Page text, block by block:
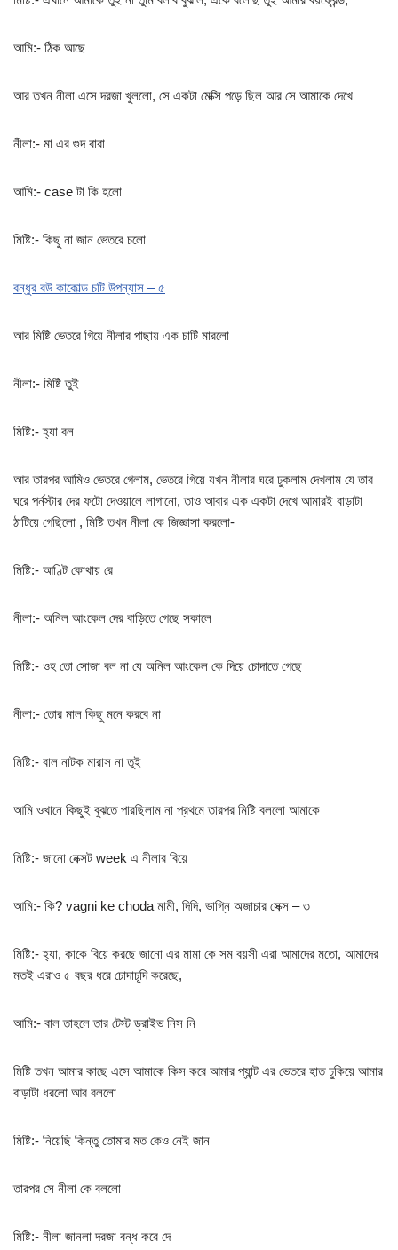
আমি:- ঠিক আছে
আর তখন নীলা এসে দরজা খুললো, সে একটা মেক্সি পড়ে ছিল আর সে আমাকে দেখে
নীলা:- মা এর গুদ বারা
আমি:- case টা কি হলো
মিষ্টি:- কিছু না জান ভেতরে চলো
বন্ধুর বউ কাকোল্ড চটি উপন্যাস – ৫
আর মিষ্টি ভেতরে গিয়ে নীলার পাছায় এক চাটি মারলো
নীলা:- মিষ্টি তুই
মিষ্টি:- হ্যা বল
আর তারপর আমিও ভেতরে গেলাম, ভেতরে গিয়ে যখন নীলার ঘরে ঢুকলাম দেখলাম যে তার
ঘরে পর্নস্টার দের ফটো দেওয়ালে লাগানো, তাও আবার এক একটা দেখে আমারই বাড়াটা
ঠাটিয়ে গেছিলো , মিষ্টি তখন নীলা কে জিজ্ঞাসা করলো-
মিষ্টি:- আণ্টি কোথায় রে
নীলা:- অনিল আংকেল দের বাড়িতে গেছে সকালে
মিষ্টি:- ওহ তো সোজা বল না যে অনিল আংকেল কে দিয়ে চোদাতে গেছে
নীলা:- তোর মাল কিছু মনে করবে না
মিষ্টি:- বাল নাটক মারাস না তুই
আমি ওখানে কিছুই বুঝতে পারছিলাম না প্রথমে তারপর মিষ্টি বললো আমাকে
মিষ্টি:- জানো নেক্সট week এ নীলার বিয়ে
আমি:- কি? vagni ke choda মামী, দিদি, ভাগ্নি অজাচার সেক্স – ৩
মিষ্টি:- হ্যা, কাকে বিয়ে করছে জানো এর মামা কে সম বয়সী এরা আমাদের মতো, আমাদের
মতই এরাও ৫ বছর ধরে চোদাচূদি করেছে,
আমি:- বাল তাহলে তার টেস্ট ড্রাইভ নিস নি
মিষ্টি তখন আমার কাছে এসে আমাকে কিস করে আমার প্যান্ট এর ভেতরে হাত ঢুকিয়ে আমার
বাড়াটা ধরলো আর বললো
মিষ্টি:- নিয়েছি কিন্তু তোমার মত কেও নেই জান
তারপর সে নীলা কে বললো
মিষ্টি:- নীলা জানলা দরজা বন্ধ করে দে